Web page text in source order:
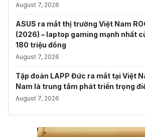
August 7, 2026
ASUS ra mắt thị trường Việt Nam
(2026) – laptop gaming mạnh nhất
180 triệu đồng
August 7, 2026
Tập đoàn LAPP Đức ra mắt tại Việt
Nam là trung tâm phát triển trọng
August 7, 2026